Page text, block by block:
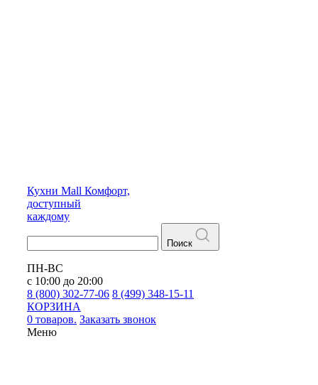
Кухни Mall Комфорт,
доступный
каждому
Поиск
ПН-ВС
с 10:00 до 20:00
8 (800) 302-77-06 8 (499) 348-15-11
КОРЗИНА
0 товаров. Заказать звонок
Меню